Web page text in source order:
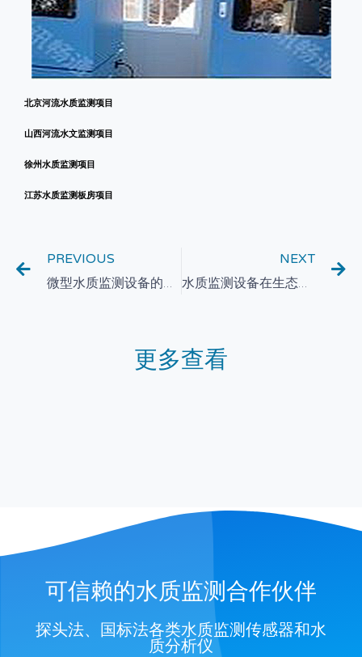
北京河流水质监测项目
山西河流水文监测项目
徐州水质监测项目
江苏水质监测板房项目
PREVIOUS NEXT
水质监测设备在生态湿地恢复中的重要作用
更多查看
可信赖的水质监测合作伙伴
探头法、国标法各类水质监测传感器和水
质分析仪